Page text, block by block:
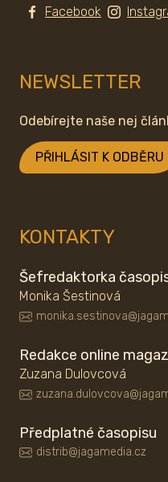
Facebook
NEWSLETTER
Odebírejte naše nej
PŘIHLÁSIT K ODBĚRU
KONTAKTY
Šefredaktorka
Monika Šestinová
Redakce online
Zuzana Dulovcová
Předplatné časopisu
distrib@jagamedia.cz